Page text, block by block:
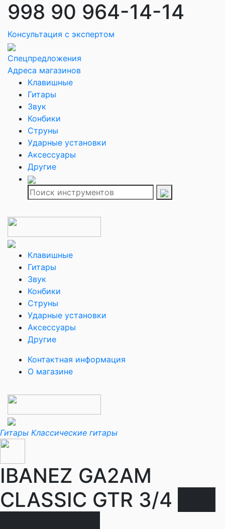
998 90 964-14-14
Консультация с экспертом
Спецпредложения
Адреса магазинов
Клавишные
Гитары
Звук
Конбики
Струны
Ударные установки
Аксессуары
Другие
Клавишные
Гитары
Звук
Конбики
Струны
Ударные установки
Аксессуары
Другие
Контактная информация
О магазине
Гитары Классические гитары
IBANEZ GA2AM
CLASSIC GTR 3/4